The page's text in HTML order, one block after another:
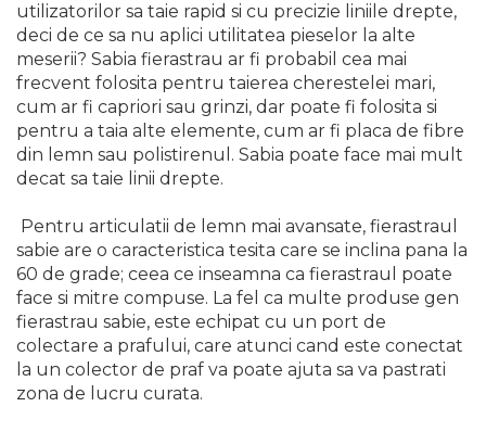
Dispozitive de Taiat si
Manipulat Sticla
Scule Electrice & Unelte
Ciocane Rotopercutoare &
Demolatoare cu SDS-MAX / SDS-
Plus
Flex & Polizor Unghiular,
Pompe, Turbojet, Aparate &
Utilaje Spalat Auto
Masini de Frezat Verticale
Caneluri
Masina de tuns oi
utilizatorilor sa taie rapid si cu precizie liniile drepte,
deci de ce sa nu aplici utilitatea pieselor la alte
meserii? Sabia fierastrau ar fi probabil cea mai
frecvent folosita pentru taierea cherestelei mari,
cum ar fi capriori sau grinzi, dar poate fi folosita si
pentru a taia alte elemente, cum ar fi placa de fibre
din lemn sau polistirenul. Sabia poate face mai mult
decat sa taie linii drepte.
Pentru articulatii de lemn mai avansate, fierastraul
sabie are o caracteristica tesita care se inclina pana la
60 de grade; ceea ce inseamna ca fierastraul poate
face si mitre compuse. La fel ca multe produse gen
fierastrau sabie, este echipat cu un port de
colectare a prafului, care atunci cand este conectat
la un colector de praf va poate ajuta sa va pastrati
zona de lucru curata.